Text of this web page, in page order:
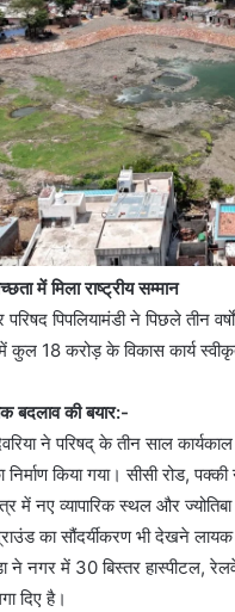
में मिला राष्ट्रीय सम्मान
पिपलियामंडी ने पिछले तीन
में कुल 18 करोड़ के विकास कार्य
बदलाव की बयार:-
ने परिषद् के तीन साल
किया गया। सीसी रोड,
में नए व्यापारिक स्थल और
का सौंदर्यीकरण भी देखने
ने नगर में 30 बिस्तर हास्पीटल,
दिए है।